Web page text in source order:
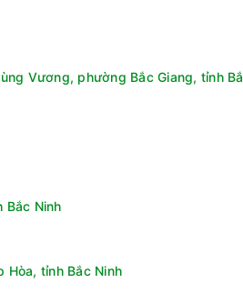
Vương, phường Bắc Giang, tỉnh
Bắc Ninh
Hòa, tỉnh Bắc Ninh